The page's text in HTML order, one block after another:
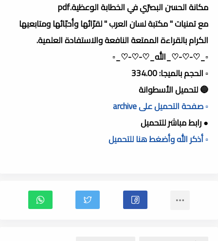
مكانة الحسن البصرّي في الخطابة الوعظية.pdf
مع تمنيات " مكتبة لسان العرب " لقرّائها وأحبّائها ومتابعيها
الكرام بالقراءة الممتعة النافعة والاستفادة العلمية.
▫️_♡-♡-♡_الله_♡-♡-♡_▫️
▫️ الحجم بالميجا: 334.00
🔵 لتحميل الأسطوانة
▫️ صفحة التحميل على archive
● رابط مباشر للتحميل
▫️ أذكر الله وأضغط هنا للتحميل